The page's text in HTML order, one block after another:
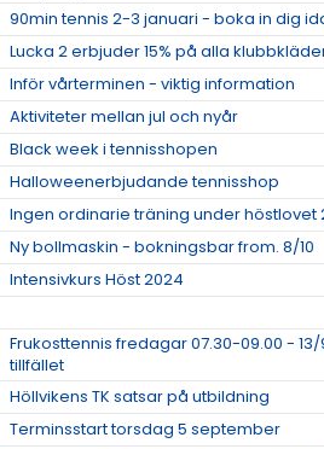
90min tennis 2-3 januari - boka in dig
Lucka 2 erbjuder 15% på alla
Inför vårterminen - viktig information
Aktiviteter mellan jul och nyår
Black week i tennisshopen
Halloweenerbjudande tennisshop
Ingen ordinarie träning under höstlovet
Ny bollmaskin - bokningsbar from. 8/10
Intensivkurs Höst 2024
Frukosttennis fredagar 07.30-09.00 -
tillfället
Höllvikens TK satsar på utbildning
Terminsstart torsdag 5 september